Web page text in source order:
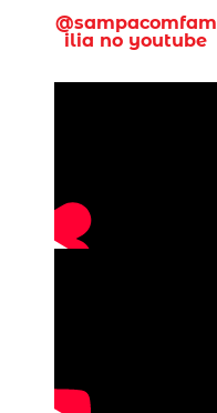
@sampacomfam
ilia no youtube